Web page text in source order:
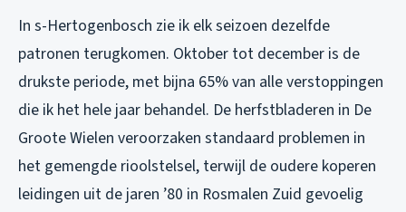
In s-Hertogenbosch zie ik elk seizoen dezelfde
patronen terugkomen. Oktober tot december is de
drukste periode, met bijna 65% van alle verstoppingen
die ik het hele jaar behandel. De herfstbladeren in De
Groote Wielen veroorzaken standaard problemen in
het gemengde rioolstelsel, terwijl de oudere koperen
leidingen uit de jaren ’80 in Rosmalen Zuid gevoelig